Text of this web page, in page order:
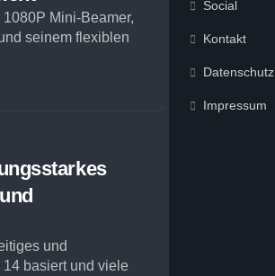
Mini-Beamer,
seinem flexiblen
und
14 basiert und viele
Social
Kontakt
Datenschutz
Impressum